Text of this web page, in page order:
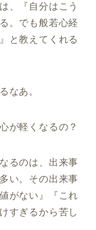
、『自分はこう
。でも般若心経
と教えてくれる
なあ。
が軽くなるの？
るのは、出来事
い。その出来事
がない』『これ
すぎるから苦し